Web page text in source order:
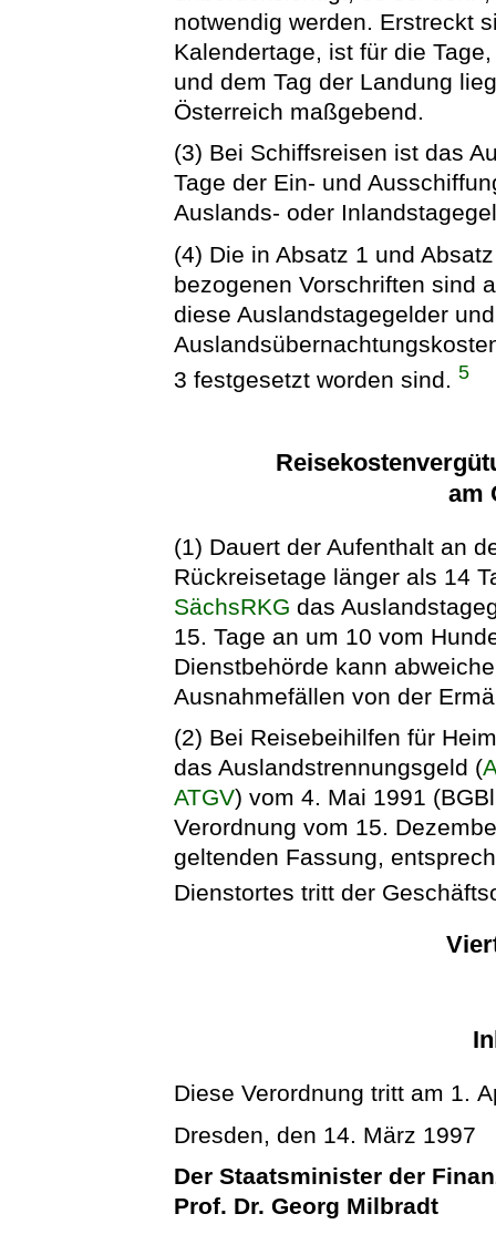
notwendig werden. Erstreckt
Kalendertage, ist für die
und dem Tag der Landung
Österreich maßgebend.
(3) Bei Schiffsreisen ist das
Tage der Ein- und
Auslands- oder
(4) Die in Absatz 1 und
bezogenen Vorschriften sind
diese Auslandstagegelder
3 festgesetzt worden sind.5
am
(1) Dauert der Aufenthalt an
Rückreisetage länger als 14
SächsRKG das
15. Tage an um 10 vom
Dienstbehörde kann
Ausnahmefällen von der
(2) Bei Reisebeihilfen für
das Auslandstrennungsgeld (
ATGV) vom 4. Mai 1991
Verordnung vom 15.
geltenden Fassung,
Dienstortes tritt der
Diese Verordnung tritt am 1.
Dresden, den 14. März 1997
Der Staatsminister der
Prof. Dr. Georg Milbradt